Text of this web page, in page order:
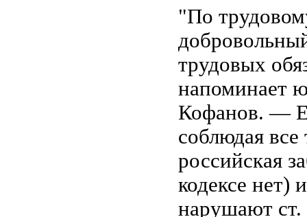
"По
трудовых
напоминает
Кофанов. —
соблюдая все
российская
кодексе нет)
нарушают ст.